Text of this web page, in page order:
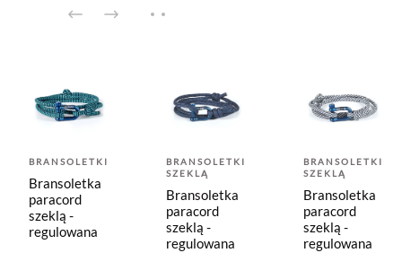
BRANSOLETKI
Bransoletka
paracord
szeklą -
regulowana
BRANSOLETKI
SZEKLĄ
Bransoletka
paracord
szeklą -
regulowana
BRANSOLETKI
SZEKLĄ
Bransoletka
paracord
szeklą -
regulowana